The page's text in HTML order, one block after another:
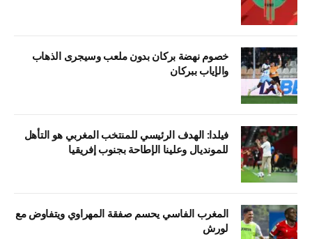
خصوم نهضة بركان بدون ملعب وسيجرى الذهاب
والإياب ببركان
فيلدا: الهدف الرئيسي للمنتخب المغربي هو التأهل
للمونديال وعلينا الإطاحة بجنوب إفريقيا
المغرب الفاسي يحسم صفقة المهراوي ويتفاوض مع
لورش